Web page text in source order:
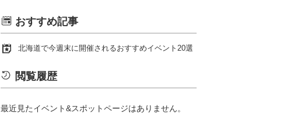
おすすめ記事
北海道で今週末に開催されるおすすめイベント20選
閲覧履歴
最近見たイベント&スポットページはありません。